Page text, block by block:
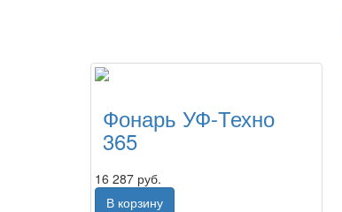
Фонарь УФ-Техно
365
16 287 руб.
В корзину